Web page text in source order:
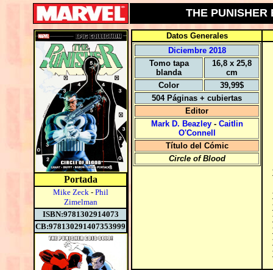
THE PUNISHER
Portada
Mike Zeck- Phil
Zimelman
ISBN:9781302914073
CB:978130291407353999
Datos Generales
Diciembre 2018
Tomo tapa
blanda
16,8 x 25,8
cm
Color
39,99$
504 Páginas + cubiertas
Editor
Mark D. Beazley- Caitlin
O'Connell
Título del Cómic
Circle of Blood